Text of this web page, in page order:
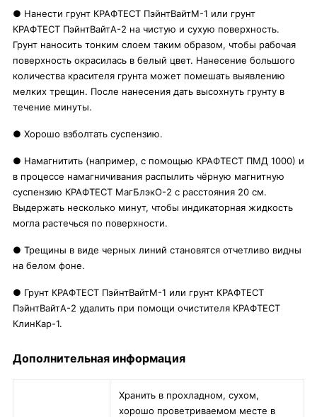
● Нанести грунт КРАФТЕСТ ПэйнтВайтМ-1 или грунт
КРАФТЕСТ ПэйнтВайтА-2 на чистую и сухую поверхность.
Грунт наносить тонким слоем таким образом, чтобы рабочая
поверхность окрасилась в белый цвет. Нанесение большого
количества красителя грунта может помешать выявлению
мелких трещин. После нанесения дать высохнуть грунту в
течение минуты.
● Хорошо взболтать суспензию.
● Намагнитить (например, с помощью КРАФТЕСТ ПМД 1000) и
в процессе намагничивания распылить чёрную магнитную
суспензию КРАФТЕСТ МагБлэкО-2 с расстояния 20 см.
Выдержать несколько минут, чтобы индикаторная жидкость
могла растечься по поверхности.
● Трещины в виде черных линий становятся отчетливо видны
на белом фоне.
● Грунт КРАФТЕСТ ПэйнтВайтМ-1 или грунт КРАФТЕСТ
ПэйнтВайтА-2 удалить при помощи очистителя КРАФТЕСТ
КлинКар-1.
Дополнительная информация
Хранить в прохладном, сухом,
хорошо проветриваемом месте в